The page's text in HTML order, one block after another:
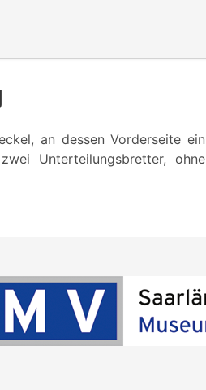
an dessen Vorderseite ein
Unterteilungsbretter, ohne